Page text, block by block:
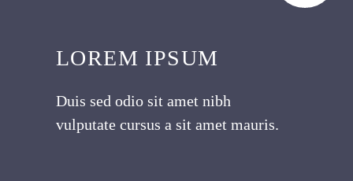
LOREM IPSUM
Duis sed odio sit amet nibh
vulputate cursus a sit amet mauris.